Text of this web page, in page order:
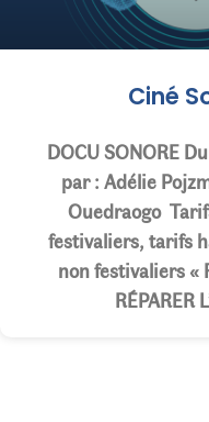
Ciné
DOCU SONORE
par : Adélie
Ouedraogo
festivaliers, tarifs
non festivaliers «
RÉPARER